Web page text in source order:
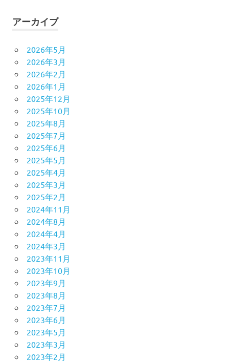
アーカイブ
2026年5月
2026年3月
2026年2月
2026年1月
2025年12月
2025年10月
2025年8月
2025年7月
2025年6月
2025年5月
2025年4月
2025年3月
2025年2月
2024年11月
2024年8月
2024年4月
2024年3月
2023年11月
2023年10月
2023年9月
2023年8月
2023年7月
2023年6月
2023年5月
2023年3月
2023年2月